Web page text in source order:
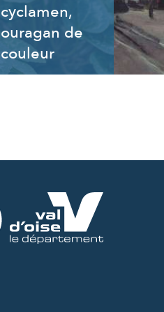
cyclamen,
ouragan de
couleur